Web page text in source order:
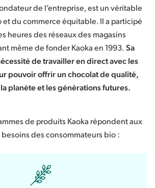
de l’entreprise, est un véritable
du commerce équitable. Il a participé
heures des réseaux des magasins
même de fonder Kaoka en 1993. Sa
de travailler en direct avec les
pouvoir offrir un chocolat de qualité,
planète et les générations futures.
de produits Kaoka répondent aux
des consommateurs bio :